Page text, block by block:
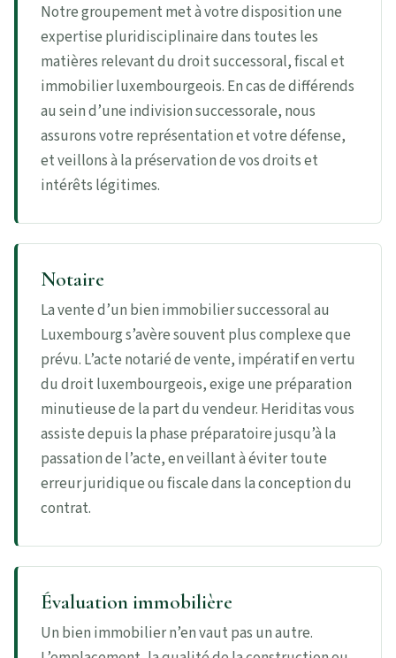
Notre groupement met à votre disposition une
expertise pluridisciplinaire dans toutes les
matières relevant du droit successoral, fiscal et
immobilier luxembourgeois. En cas de différends
au sein d’une indivision successorale, nous
assurons votre représentation et votre défense,
et veillons à la préservation de vos droits et
intérêts légitimes.
Notaire
La vente d’un bien immobilier successoral au
Luxembourg s’avère souvent plus complexe que
prévu. L’acte notarié de vente, impératif en vertu
du droit luxembourgeois, exige une préparation
minutieuse de la part du vendeur. Heriditas vous
assiste depuis la phase préparatoire jusqu’à la
passation de l’acte, en veillant à éviter toute
erreur juridique ou fiscale dans la conception du
contrat.
Évaluation immobilière
Un bien immobilier n’en vaut pas un autre.